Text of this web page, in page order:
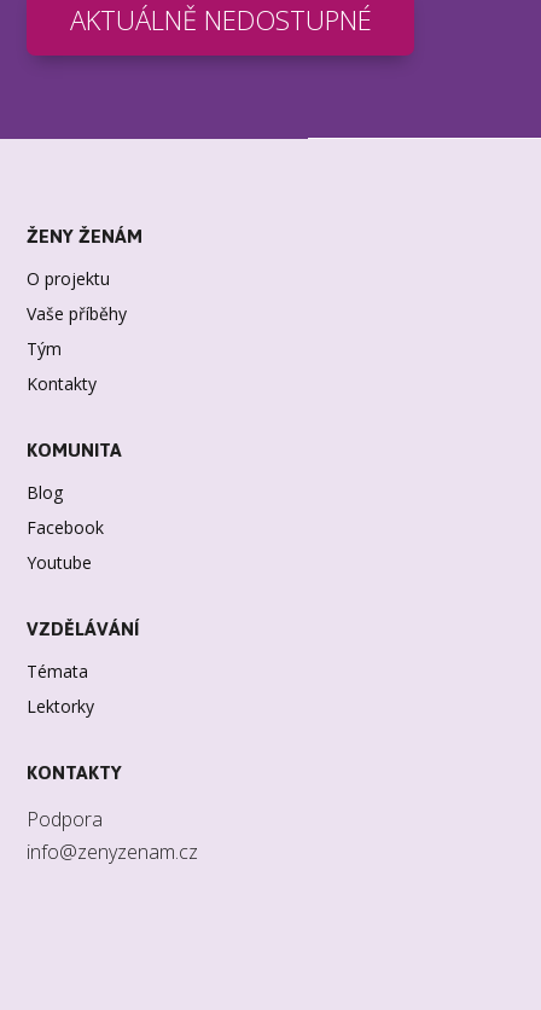
AKTUÁLNĚ NEDOSTUPNÉ
ŽENY ŽENÁM
O projektu
Vaše příběhy
Tým
Kontakty
KOMUNITA
Blog
Facebook
Youtube
VZDĚLÁVÁNÍ
Témata
Lektorky
KONTAKTY
Podpora
info@zenyzenam.cz